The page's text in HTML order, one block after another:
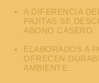
A DIFERENCIA
PAJITAS SE
ABONO CASERO.
ELABORADOS A
OFRECEN
AMBIENTE.